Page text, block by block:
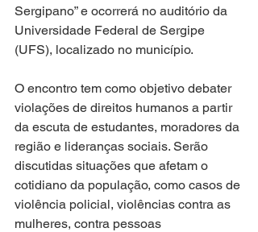
Sergipano” e ocorrerá no auditório da
Universidade Federal de Sergipe
(UFS), localizado no município.
O encontro tem como objetivo debater
violações de direitos humanos a partir
da escuta de estudantes, moradores da
região e lideranças sociais. Serão
discutidas situações que afetam o
cotidiano da população, como casos de
violência policial, violências contra as
mulheres, contra pessoas